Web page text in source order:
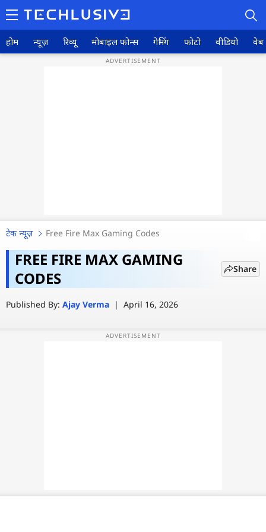
होम न्यूज़ रिव्यू मोबाइल फोन्स गेमिंग फोटो वीडियो वेब
फोटो
वीडियो
वेब स्टोरी
टेक न्यूज़ Free Fire Max Gaming Codes
FREE FIRE MAX GAMING
CODES
Share
Free Fire Max: नए गेमिंग कोड फ्री में
दिलाएंगे पेट और आउटफिट, पाने के लिए
ऐसे करें रिडीम
Published By: Ajay Verma | April 16, 2026